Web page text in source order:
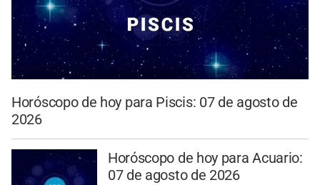
Horóscopo de hoy para Piscis: 07 de agosto de
2026
Horóscopo de hoy para Acuario:
07 de agosto de 2026